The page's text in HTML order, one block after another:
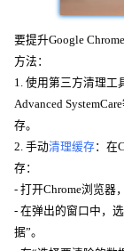
要提升Google
方法：
1. 使用第三方清理工
Advanced
存。
2. 手动清理缓存：在
存：
- 打开Chrome浏览器
- 在弹出的窗口中，
据”。